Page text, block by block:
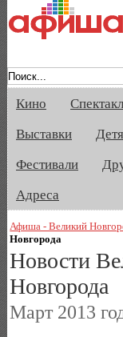
Кино
Выставки
Фестивали
Адреса
Афиша - Великий
Новгорода
Новости
Новгорода
Март 2013